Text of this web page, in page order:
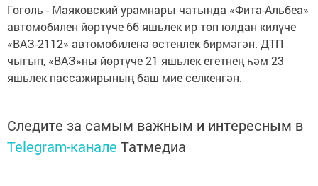
Гоголь - Маяковский урамнары чатында «Фита-Альбеа»
автомобилен йөртүче 66 яшьлек ир төп юлдан килүче
«ВАЗ-2112» автомобиленә өстенлек бирмәгән. ДТП
чыгып, «ВАЗ»ны йөртүче 21 яшьлек егетнең һәм 23
яшьлек пассажирының баш мие селкенгән.
Следите за самым важным и интересным в
Telegram-канале Татмедиа